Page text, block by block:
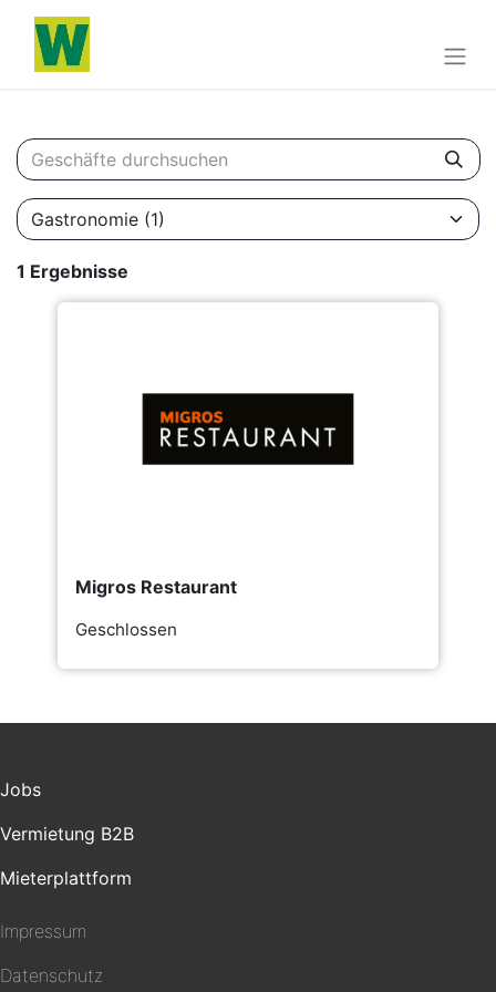
1 Ergebnisse
Migros Restaurant
Geschlossen
Jobs
Vermietung B2B
Mieterplattform
Impressum
Datenschutz